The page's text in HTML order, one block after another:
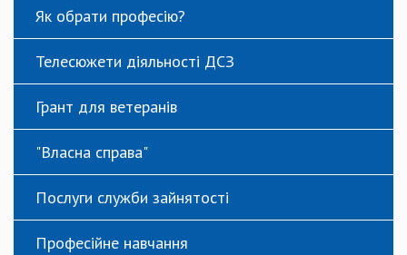
Як обрати професію?
Телесюжети діяльності ДСЗ
Грант для ветеранів
"Власна справа"
Послуги служби зайнятості
Професійне навчання